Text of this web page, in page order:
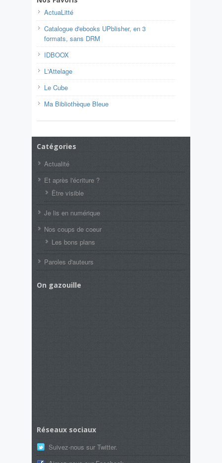
ActuaLitté
Catalogue d'ebooks UPblisher, en 3
formats, sans DRM
IDBOOX
L'Attelage
Le Cube
Ma Bibliothèque Bleue
Catégories
Actualité
Et après l'écriture ?
Être visible
Je lis en numérique
Nos coups de coeur
Les bons plans
Paroles d'auteurs
On gazouille
Réseaux sociaux
Suivez-nous sur Twitter.